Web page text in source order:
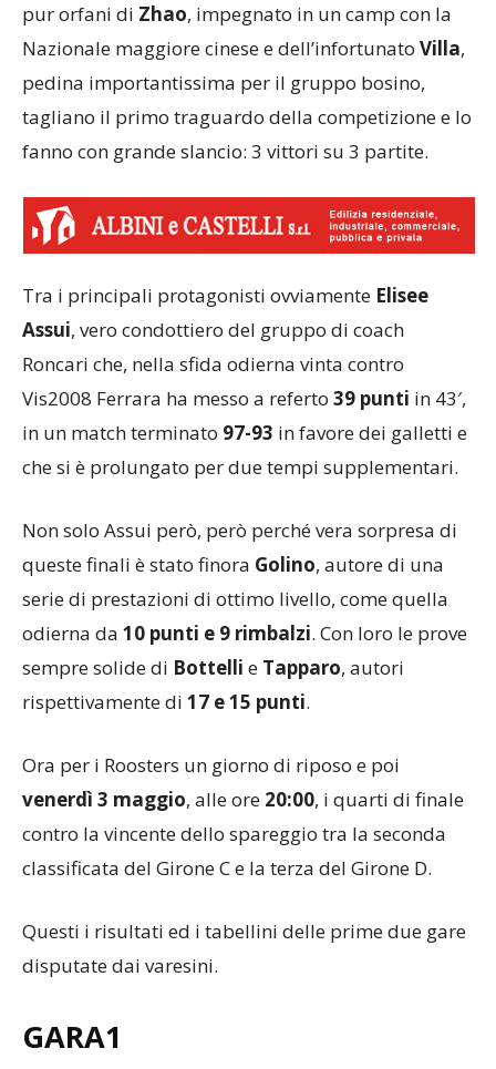
pur orfani di Zhao, impegnato in un camp con la
Nazionale maggiore cinese e dell’infortunato Villa,
pedina importantissima per il gruppo bosino,
tagliano il primo traguardo della competizione e lo
fanno con grande slancio: 3 vittori su 3 partite.
Tra i principali protagonisti ovviamente Elisee
Assui, vero condottiero del gruppo di coach
Roncari che, nella sfida odierna vinta contro
Vis2008 Ferrara ha messo a referto 39 punti in 43′,
in un match terminato 97-93 in favore dei galletti e
che si è prolungato per due tempi supplementari.
Non solo Assui però, però perché vera sorpresa di
queste finali è stato finora Golino, autore di una
serie di prestazioni di ottimo livello, come quella
odierna da 10 punti e 9 rimbalzi. Con loro le prove
sempre solide di Bottelli e Tapparo, autori
rispettivamente di 17 e 15 punti.
Ora per i Roosters un giorno di riposo e poi
venerdì 3 maggio, alle ore 20:00, i quarti di finale
contro la vincente dello spareggio tra la seconda
classificata del Girone C e la terza del Girone D.
Questi i risultati ed i tabellini delle prime due gare
disputate dai varesini.
GARA1